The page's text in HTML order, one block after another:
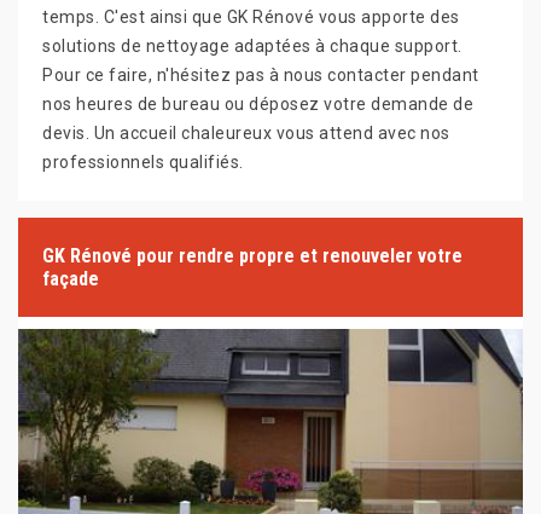
temps. C'est ainsi que GK Rénové vous apporte des
solutions de nettoyage adaptées à chaque support.
Pour ce faire, n'hésitez pas à nous contacter pendant
nos heures de bureau ou déposez votre demande de
devis. Un accueil chaleureux vous attend avec nos
professionnels qualifiés.
GK Rénové pour rendre propre et renouveler votre
façade